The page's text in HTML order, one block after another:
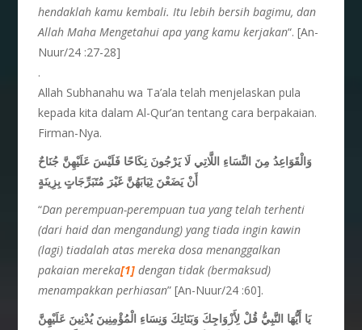
hendaklah kamu kembali. Itu lebih bersih bagimu, dan
Allah Maha Mengetahui apa yang kamu kerjakan“. [An-
Nuur/24 :27-28]
.
Allah Subhanahu wa Ta’ala telah menjelaskan pula
kepada kita dalam Al-Qur’an tentang cara berpakaian.
Firman-Nya.
وَالْقَوَاعِدُ مِنَ النِّسَاءِ اللَّاتِي لَا يَرْجُونَ نِكَاحًا فَلَيْسَ عَلَيْهِنَّ جُنَاحٌ
أَنْ يَضَعْنَ ثِيَابَهُنَّ غَيْرَ مُتَبَرِّجَاتٍ بِزِينَةٍ
“Dan perempuan-perempuan tua yang telah terhenti
(dari haid dan mengandung) yang tiada ingin kawin
(lagi) tiadalah atas mereka dosa menanggalkan
pakaian mereka[1] dengan tidak (bermaksud)
menampakkan perhiasan” [An-Nuur/24 :60].
يَا أَيُّهَا النَّبِيُّ قُلْ لِأَزْوَاجِكَ وَبَنَاتِكَ وَنِسَاءِ الْمُؤْمِنِينَ يُدْنِينَ عَلَيْهِنَّ